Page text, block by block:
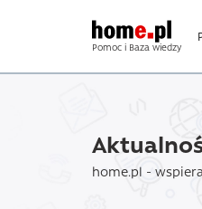
Pomoc i Baza wiedzy
home.pl -